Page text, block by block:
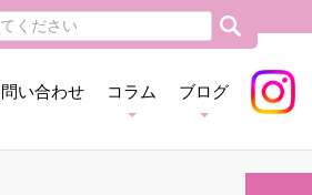
い合わせ コラム ブログ